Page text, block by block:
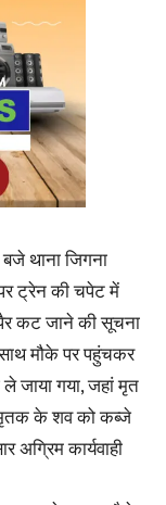
थाना जिगना
ट्रेन की चपेट में
कट जाने की सूचना
साथ मौके पर पहुंचकर
जाया गया, जहां मृत
मृतक के शव को कब्जे
कार्यवाही